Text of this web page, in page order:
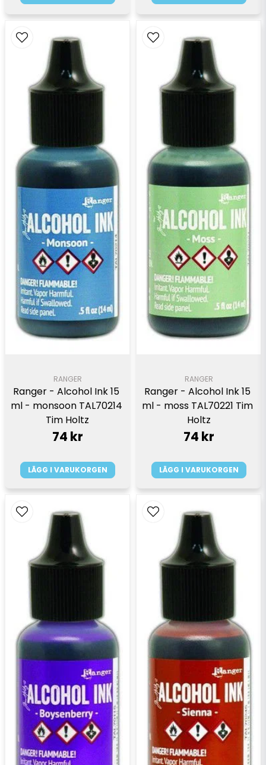
RANGER
Ranger - Alcohol Ink 15
ml - monsoon TAL70214
Tim Holtz
74 kr
LÄGG I VARUKORGEN
RANGER
Ranger - Alcohol Ink 15
ml - moss TAL70221 Tim
Holtz
74 kr
LÄGG I VARUKORGEN